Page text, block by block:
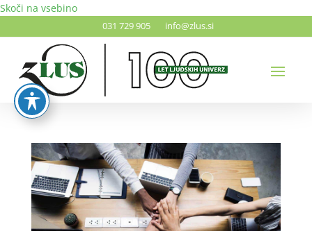
Skoči na vsebino
031 729 905 info@zlus.si